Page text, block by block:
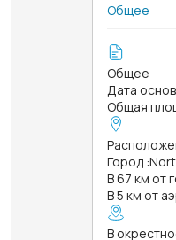
Общее
Общее
Дата
Общая
Город :
В 67 км от
В 5 км от
В